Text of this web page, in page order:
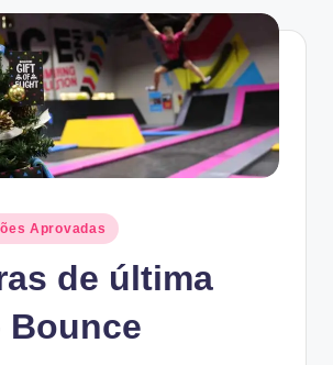
Aprovadas
de última
Bounce